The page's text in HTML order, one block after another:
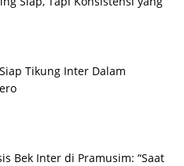
Tikung Inter Dalam
Bek Inter di Pramusim: “Saat